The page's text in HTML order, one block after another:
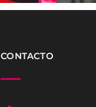
CONTACTO